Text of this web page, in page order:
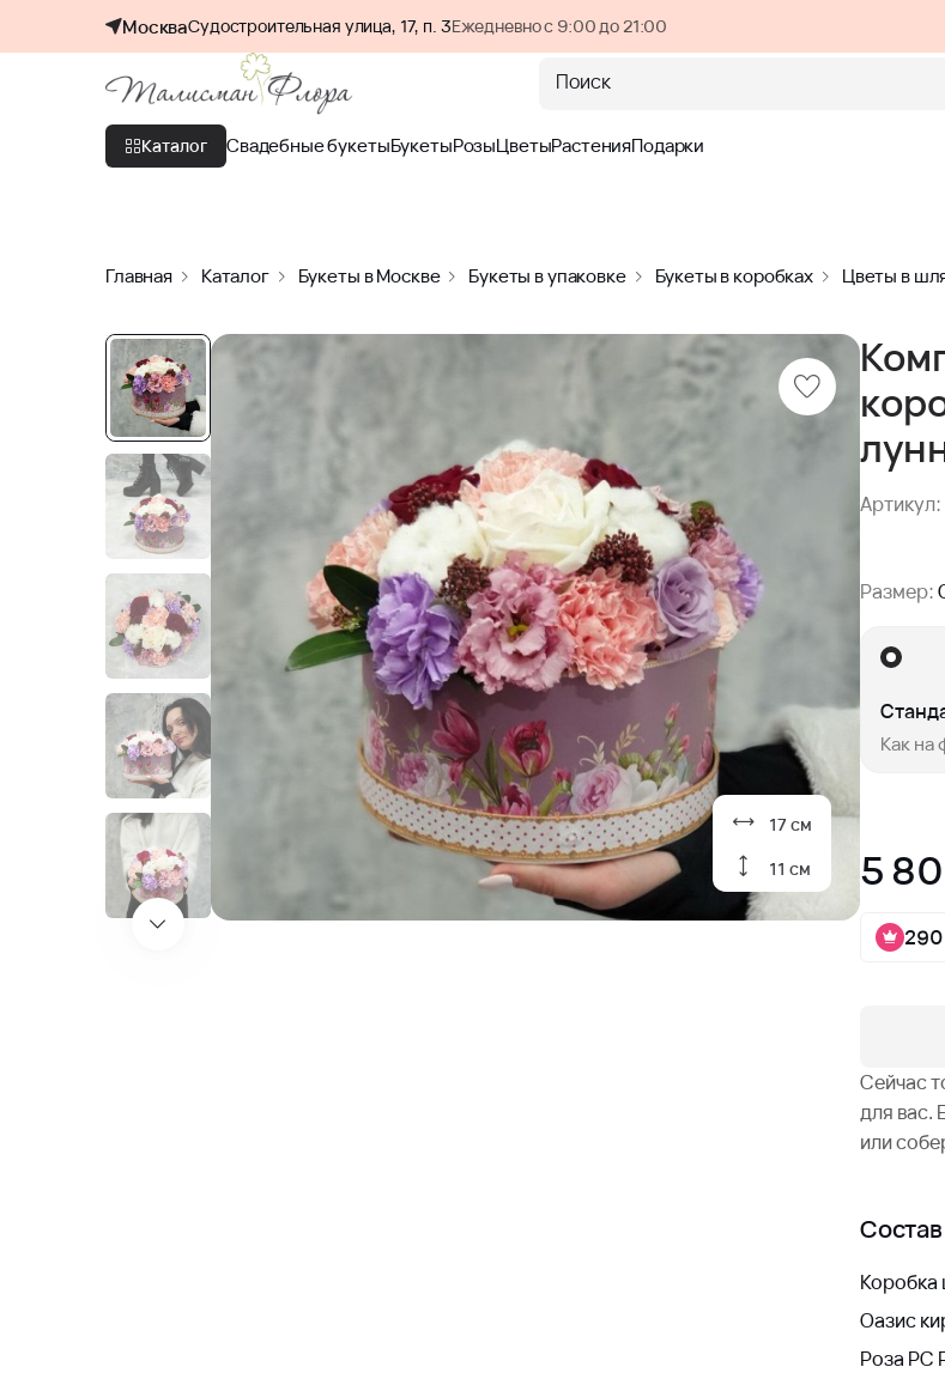
МоскваСудостроительная улица, 17, п. 3Ежедневно с 9:00 до 21:00
Поиск
Каталог Свадебные букетыБукетыРозыЦветыРастенияПодарки
Главная Каталог Букеты в Москве Букеты в упаковке Букеты в коробках Цветы в
17 см
11 см
Размер:
Как на
5
Сейчас
для вас.
или
Состав
Коробка
Оазис
Роза РС